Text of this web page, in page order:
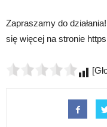
Zapraszamy do
się więcej na stronie